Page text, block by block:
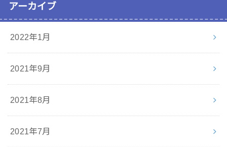
アーカイブ
2022年1月
2021年9月
2021年8月
2021年7月